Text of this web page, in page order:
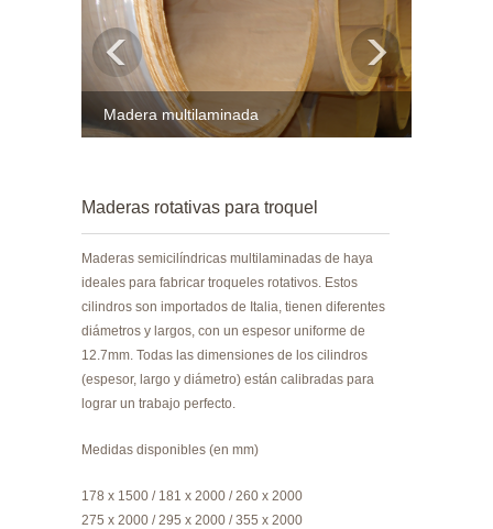
Madera multilaminada
Maderas rotativas para troquel
Maderas semicilíndricas multilaminadas de haya
ideales para fabricar troqueles rotativos. Estos
cilindros son importados de Italia, tienen diferentes
diámetros y largos, con un espesor uniforme de
12.7mm. Todas las dimensiones de los cilindros
(espesor, largo y diámetro) están calibradas para
lograr un trabajo perfecto.
Medidas disponibles (en mm)
178 x 1500 / 181 x 2000 / 260 x 2000
275 x 2000 / 295 x 2000 / 355 x 2000